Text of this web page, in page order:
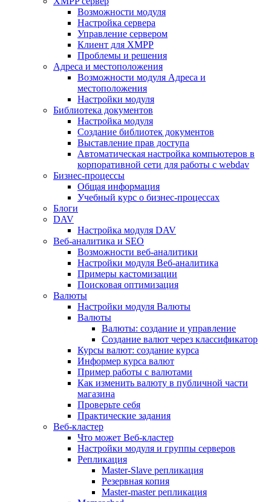
Возможности модуля
Настройка сервера
Управление сервером
Клиент для XMPP
Проблемы и решения
Адреса и местоположения
Возможности модуля Адреса и
местоположения
Настройки модуля
Библиотека документов
Настройка модуля
Создание библиотек документов
Выставление прав доступа
Автоматическая настройка компьютеров в
корпоративной сети для работы с webdav
Бизнес-процессы
Общая информация
Учебный курс о бизнес-процессах
Блоги
DAV
Настройка модуля DAV
Веб-аналитика и SEO
Возможности веб-аналитики
Настройки модуля Веб-аналитика
Примеры кастомизации
Поисковая оптимизация
Валюты
Настройки модуля Валюты
Валюты
Валюты: создание и управление
Создание валют через классификатор
Курсы валют: создание курса
Информер курса валют
Пример работы с валютами
Как изменить валюту в публичной части
магазина
Проверьте себя
Практические задания
Веб-кластер
Что может Веб-кластер
Настройки модуля и группы серверов
Репликация
Master-Slave репликация
Резервная копия
Master-master репликация